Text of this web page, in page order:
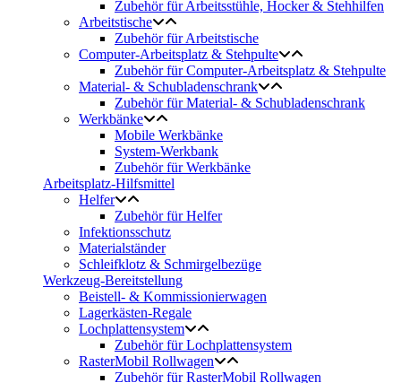
Zubehör für Arbeitsstühle, Hocker & Stehhilfen
Arbeitstische
Zubehör für Arbeitstische
Computer-Arbeitsplatz & Stehpulte
Zubehör für Computer-Arbeitsplatz & Stehpulte
Material- & Schubladenschrank
Zubehör für Material- & Schubladenschrank
Werkbänke
Mobile Werkbänke
System-Werkbank
Zubehör für Werkbänke
Arbeitsplatz-Hilfsmittel
Helfer
Zubehör für Helfer
Infektionsschutz
Materialständer
Schleifklotz & Schmirgelbezüge
Werkzeug-Bereitstellung
Beistell- & Kommissionierwagen
Lagerkästen-Regale
Lochplattensystem
Zubehör für Lochplattensystem
RasterMobil Rollwagen
Zubehör für RasterMobil Rollwagen